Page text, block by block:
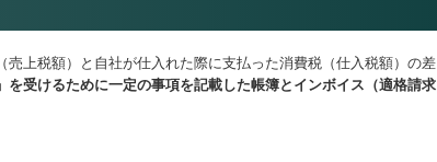
上税額）と自社が仕入れた際に支払った消費税（仕入税額）の差
を受けるために一定の事項を記載した帳簿とインボイス（適格請求